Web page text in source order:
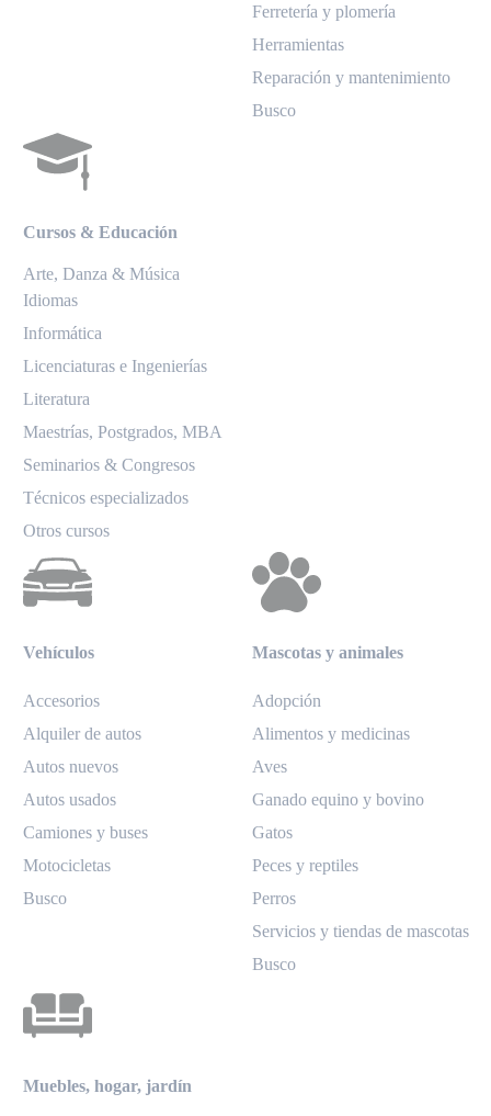
Ferretería y plomería
Herramientas
Reparación y mantenimiento
Busco
Cursos & Educación
Arte, Danza & Música
Idiomas
Informática
Licenciaturas e Ingenierías
Literatura
Maestrías, Postgrados, MBA
Seminarios & Congresos
Técnicos especializados
Otros cursos
Vehículos
Accesorios
Alquiler de autos
Autos nuevos
Autos usados
Camiones y buses
Motocicletas
Busco
Mascotas y animales
Adopción
Alimentos y medicinas
Aves
Ganado equino y bovino
Gatos
Peces y reptiles
Perros
Servicios y tiendas de mascotas
Busco
Muebles, hogar, jardín